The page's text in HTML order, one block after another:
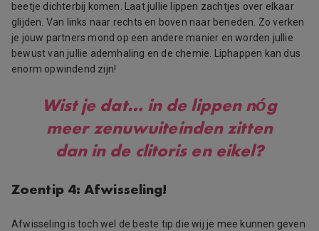
beetje dichterbij komen. Laat jullie lippen zachtjes over elkaar
glijden. Van links naar rechts en boven naar beneden. Zo verken
je jouw partners mond op een andere manier en worden jullie
bewust van jullie ademhaling en de chemie. Liphappen kan dus
enorm opwindend zijn!
Wist je dat… in de lippen nóg
meer zenuwuiteinden zitten
dan in de clitoris en eikel?
Zoentip 4: Afwisseling!
Afwisseling is toch wel de beste tip die wij je mee kunnen geven